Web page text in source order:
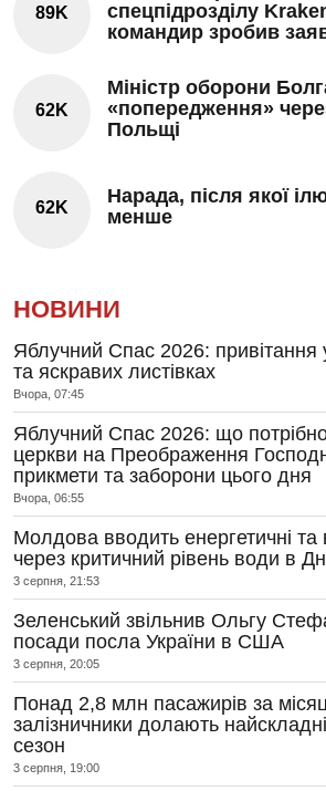
89K
спецпідрозділу
командир зробив
62K
Міністр оборони
«попередження»
Польщі
62K
Нарада, після якої
менше
НОВИНИ
Яблучний Спас 2026: привітання
та яскравих листівках
Вчора, 07:45
Яблучний Спас 2026: що
церкви на Преображення
прикмети та заборони цього дня
Вчора, 06:55
Молдова вводить енергетичні
через критичний рівень води в
3 серпня, 21:53
Зеленський звільнив Ольгу
посади посла України в США
3 серпня, 20:05
Понад 2,8 млн пасажирів за
залізничники долають
сезон
3 серпня, 19:00